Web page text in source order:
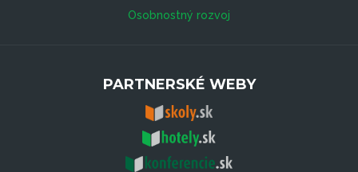
Osobnostný rozvoj
PARTNERSKÉ WEBY